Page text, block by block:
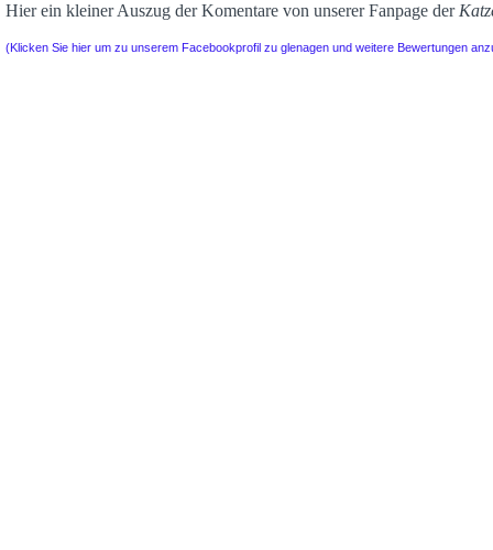
Hier ein kleiner Auszug der Komentare von unserer Fanpage der
(Klicken Sie hier um zu unserem Facebookprofil zu glenagen und weitere Bewertungen